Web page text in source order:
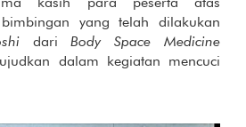
yang telah dilakukan
dariBody Space Medicine
dalam kegiatan mencuci